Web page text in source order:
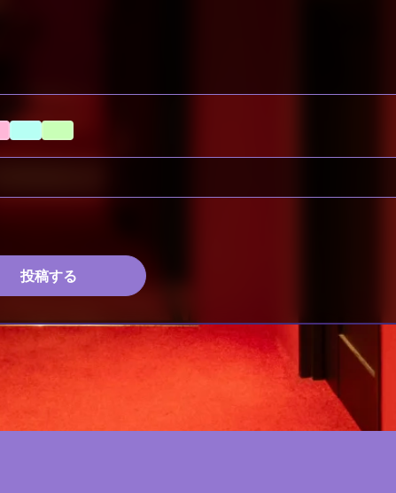
投稿する